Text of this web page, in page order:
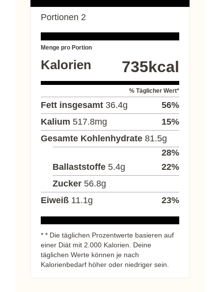
Portionen 2
Menge pro Portion
Kalorien 735kcal
% Täglicher Wert*
Fett insgesamt 36.4g 56%
Kalium 517.8mg 15%
Gesamte Kohlenhydrate 81.5g
28%
Ballaststoffe 5.4g 22%
Zucker 56.8g
Eiweiß 11.1g 23%
* * Die täglichen Prozentwerte basieren auf
einer Diät mit 2.000 Kalorien. Deine
täglichen Werte können je nach
Kalorienbedarf höher oder niedriger sein.